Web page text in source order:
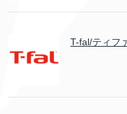
T-fal/ティフ